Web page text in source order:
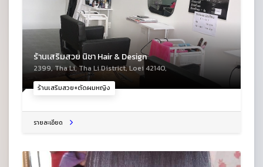
ร้านเสริมสวย+ตัดผมหญิง
ร้านเสริมสวย นิชา Hair & Design
2399, Tha Li, Tha Li District, Loei 42140,
รายละเอียด